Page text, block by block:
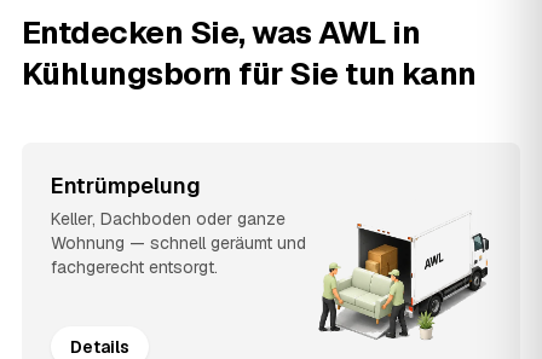
Entdecken Sie, was AWL in
Kühlungsborn für Sie tun kann
Entrümpelung
Keller, Dachboden oder ganze
Wohnung — schnell geräumt und
fachgerecht entsorgt.
Details